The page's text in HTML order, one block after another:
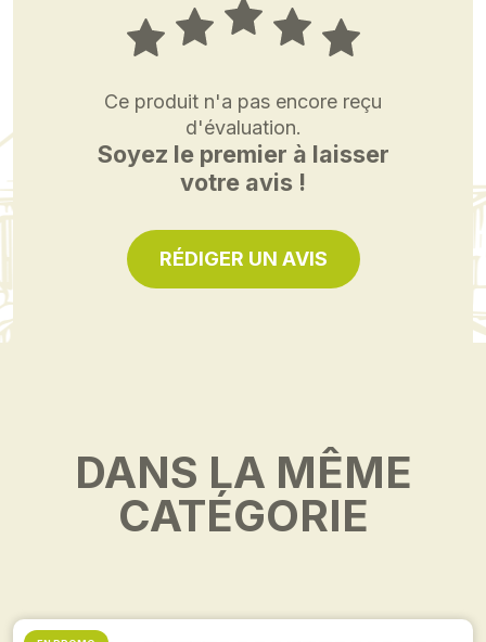
Ce produit n'a pas encore reçu
d'évaluation.
Soyez le premier à laisser
votre avis !
RÉDIGER UN AVIS
DANS LA MÊME
CATÉGORIE